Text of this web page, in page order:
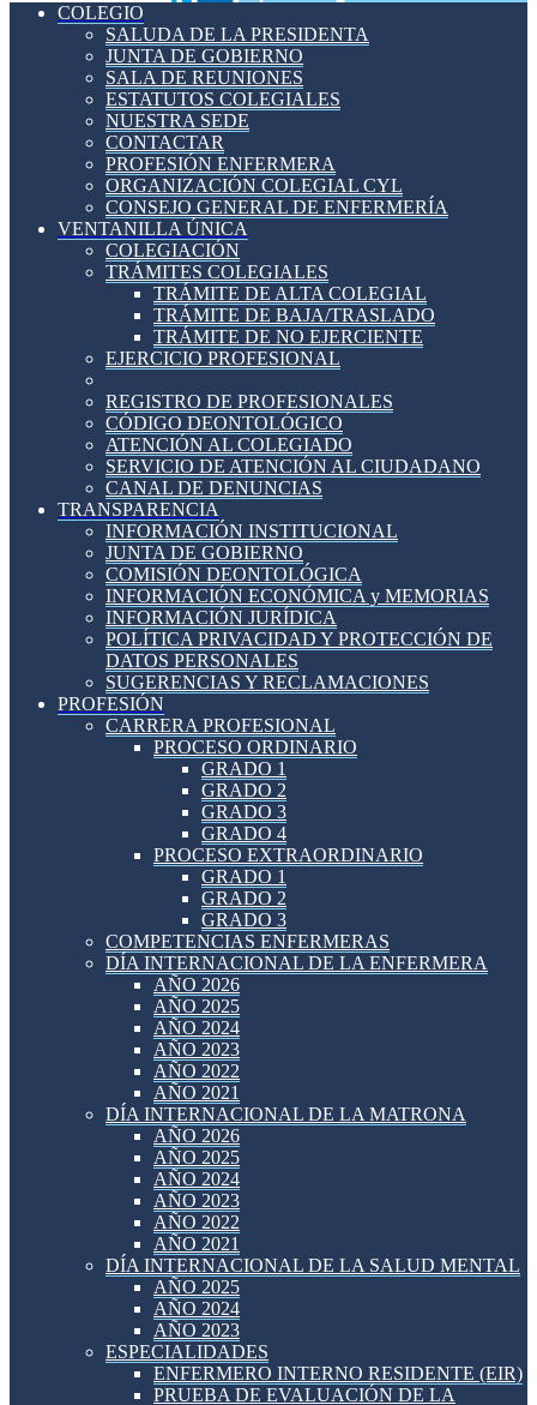
COLEGIO
SALUDA DE LA PRESIDENTA
JUNTA DE GOBIERNO
SALA DE REUNIONES
ESTATUTOS COLEGIALES
NUESTRA SEDE
CONTACTAR
PROFESIÓN ENFERMERA
ORGANIZACIÓN COLEGIAL CYL
CONSEJO GENERAL DE ENFERMERÍA
VENTANILLA ÚNICA
COLEGIACIÓN
TRÁMITES COLEGIALES
TRÁMITE DE ALTA COLEGIAL
TRÁMITE DE BAJA/TRASLADO
TRÁMITE DE NO EJERCIENTE
EJERCICIO PROFESIONAL
REGISTRO DE PROFESIONALES
CÓDIGO DEONTOLÓGICO
ATENCIÓN AL COLEGIADO
SERVICIO DE ATENCIÓN AL CIUDADANO
CANAL DE DENUNCIAS
TRANSPARENCIA
INFORMACIÓN INSTITUCIONAL
JUNTA DE GOBIERNO
COMISIÓN DEONTOLÓGICA
INFORMACIÓN ECONÓMICA y MEMORIAS
INFORMACIÓN JURÍDICA
POLÍTICA PRIVACIDAD Y PROTECCIÓN DE
DATOS PERSONALES
SUGERENCIAS Y RECLAMACIONES
PROFESIÓN
CARRERA PROFESIONAL
PROCESO ORDINARIO
GRADO 1
GRADO 2
GRADO 3
GRADO 4
PROCESO EXTRAORDINARIO
GRADO 1
GRADO 2
GRADO 3
COMPETENCIAS ENFERMERAS
DÍA INTERNACIONAL DE LA ENFERMERA
AÑO 2026
AÑO 2025
AÑO 2024
AÑO 2023
AÑO 2022
AÑO 2021
DÍA INTERNACIONAL DE LA MATRONA
AÑO 2026
AÑO 2025
AÑO 2024
AÑO 2023
AÑO 2022
AÑO 2021
DÍA INTERNACIONAL DE LA SALUD MENTAL
AÑO 2025
AÑO 2024
AÑO 2023
ESPECIALIDADES
ENFERMERO INTERNO RESIDENTE (EIR)
PRUEBA DE EVALUACIÓN DE LA